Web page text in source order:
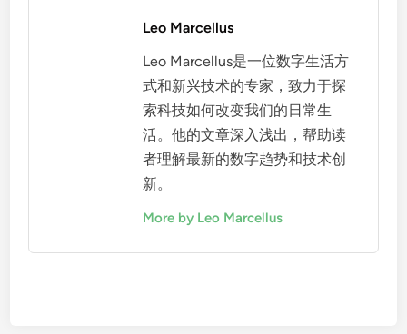
Leo Marcellus
Leo Marcellus是一位数字生活方
式和新兴技术的专家，致力于探
索科技如何改变我们的日常生
活。他的文章深入浅出，帮助读
者理解最新的数字趋势和技术创
新。
More by Leo Marcellus